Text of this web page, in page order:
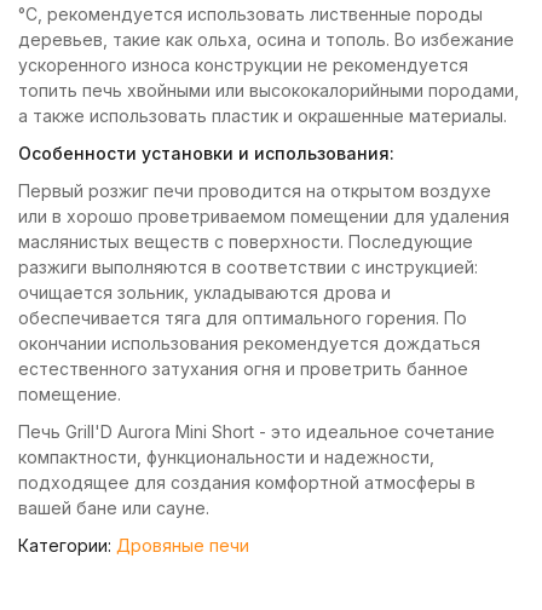
°С, рекомендуется использовать лиственные породы
деревьев, такие как ольха, осина и тополь. Во избежание
ускоренного износа конструкции не рекомендуется
топить печь хвойными или высококалорийными породами,
а также использовать пластик и окрашенные материалы.
Особенности установки и использования:
Первый розжиг печи проводится на открытом воздухе
или в хорошо проветриваемом помещении для удаления
маслянистых веществ с поверхности. Последующие
разжиги выполняются в соответствии с инструкцией:
очищается зольник, укладываются дрова и
обеспечивается тяга для оптимального горения. По
окончании использования рекомендуется дождаться
естественного затухания огня и проветрить банное
помещение.
Печь Grill'D Aurora Mini Short - это идеальное сочетание
компактности, функциональности и надежности,
подходящее для создания комфортной атмосферы в
вашей бане или сауне.
Категории: Дровяные печи